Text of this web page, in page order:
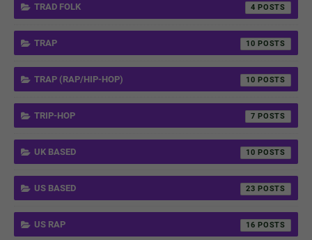
TRAD FOLK 4
TRAP 10
TRAP (RAP/HIP-HOP) 10
TRIP-HOP 7
UK BASED 10
US BASED 23
US RAP 16